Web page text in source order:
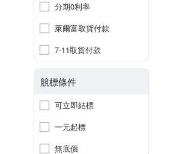
分期0利率
萊爾富取貨付款
7-11取貨付款
競標條件
可立即結標
一元起標
無底價